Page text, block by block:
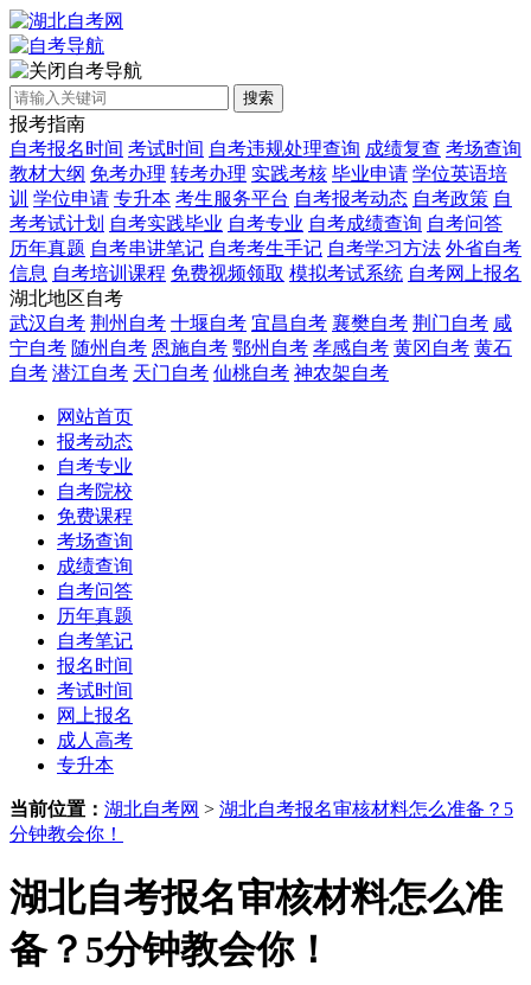
自考导航
搜索
报考指南
自考报名时间 考试时间 自考违规处理查询 成绩复查 考场查询
教材大纲 免考办理 转考办理 实践考核 毕业申请 学位英语培
训 学位申请 专升本 考生服务平台 自考报考动态 自考政策 自
考考试计划 自考实践毕业 自考专业 自考成绩查询 自考问答
历年真题 自考串讲笔记 自考考生手记 自考学习方法 外省自考
信息 自考培训课程 免费视频领取 模拟考试系统 自考网上报名
湖北地区自考
武汉自考 荆州自考 十堰自考 宜昌自考 襄樊自考 荆门自考 咸
宁自考 随州自考 恩施自考 鄂州自考 孝感自考 黄冈自考 黄石
自考 潜江自考 天门自考 仙桃自考 神农架自考
网站首页
报考动态
自考专业
自考院校
免费课程
考场查询
成绩查询
自考问答
历年真题
自考笔记
报名时间
考试时间
网上报名
成人高考
专升本
当前位置： 湖北自考网 > 湖北自考报名审核材料怎么准备？5
分钟教会你！
湖北自考报名审核材料怎么准
备？5分钟教会你！